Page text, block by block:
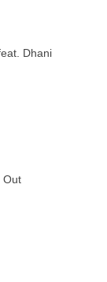
Dhani
Out